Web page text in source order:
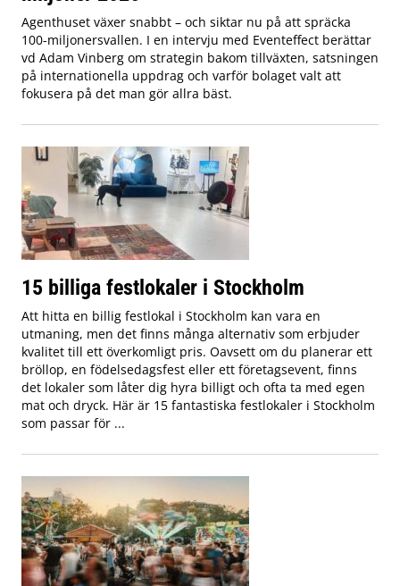
Agenthuset växer snabbt – och siktar nu på att spräcka
100-miljonersvallen. I en intervju med Eventeffect berättar
vd Adam Vinberg om strategin bakom tillväxten, satsningen
på internationella uppdrag och varför bolaget valt att
fokusera på det man gör allra bäst.
15 billiga festlokaler i Stockholm
Att hitta en billig festlokal i Stockholm kan vara en
utmaning, men det finns många alternativ som erbjuder
kvalitet till ett överkomligt pris. Oavsett om du planerar ett
bröllop, en födelsedagsfest eller ett företagsevent, finns
det lokaler som låter dig hyra billigt och ofta ta med egen
mat och dryck. Här är 15 fantastiska festlokaler i Stockholm
som passar för ...